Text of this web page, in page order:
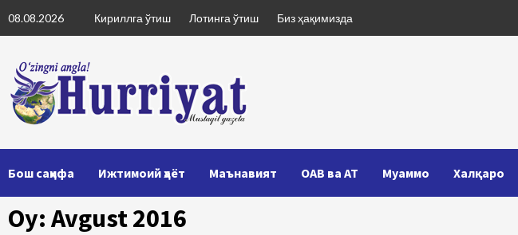
to
08.08.2026 Кириллга ўтиш Лотинга ўтиш Биз ҳақимизда
Бош саҳифа Ижтимоий ҳаёт Маънавият ОАВ ва АТ Муаммо Халқаро
Oy: Avgust 2016